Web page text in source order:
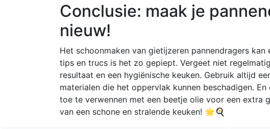
Conclusie: maak je
nieuw!
Het schoonmaken van gietijzeren pannendragers
tips en trucs is het zo gepiept. Vergeet niet
resultaat en een hygiënische keuken. Gebruik altijd
materialen die het oppervlak kunnen beschadigen.
toe te verwennen met een beetje olie voor een extra
van een schone en stralende keuken! 🌟🍳